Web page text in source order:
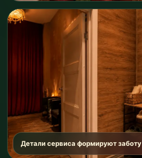
Детали сервиса формируют заботу